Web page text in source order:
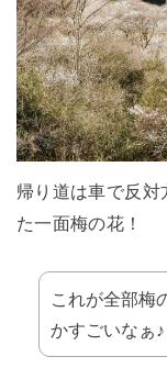
帰り道は車で反対
た一面梅の花！
これが全部梅
かすごいなぁ♪